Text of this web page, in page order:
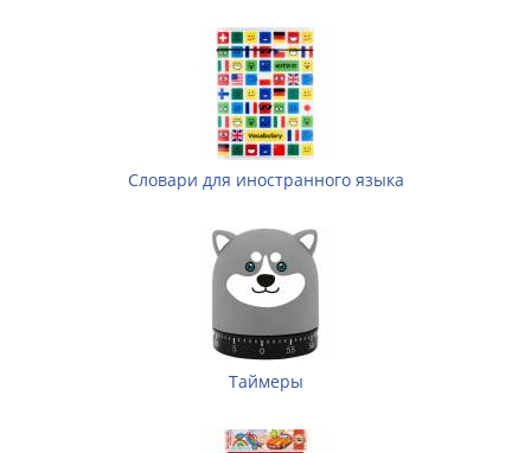
Словари для иностранного языка
Таймеры